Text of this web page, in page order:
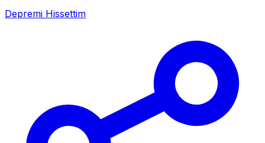
Depremi Hissettim